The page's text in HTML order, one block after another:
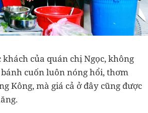
của quán chị Ngọc, không
cuốn luôn nóng hổi, thơm
Kông, mà giá cả ở đây cũng được